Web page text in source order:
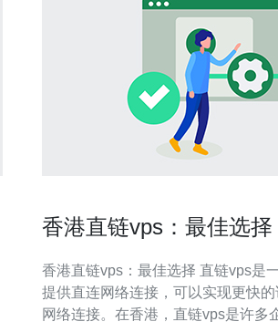
香港直链vps：最佳选择
香港直链vps：最佳选择 直链vps是一种虚拟专用服务器，
提供直连网络连接，可以实现更快
网络连接。在香港，直链vps是许多